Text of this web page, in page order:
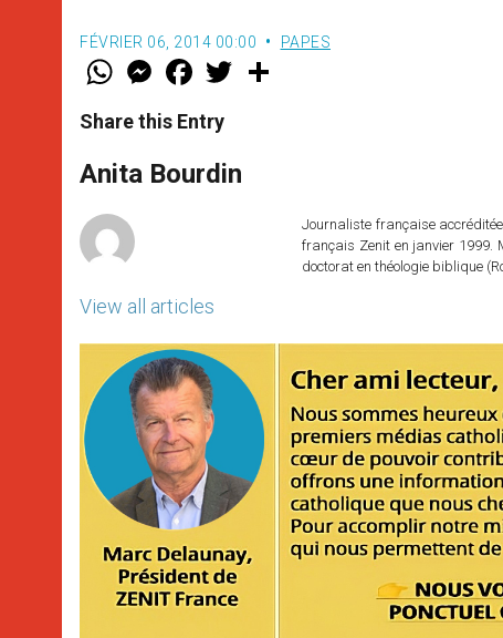
FÉVRIER 06, 2014 00:00 PAPES
W
t
s
p
p
M
e
s
e
g
e
F
a
e
b
o
k
w
r
Share this Entry
Anita Bourdin
View all articles
Journaliste française
français Zenit en janvier 1999.
doctorat en théologie biblique